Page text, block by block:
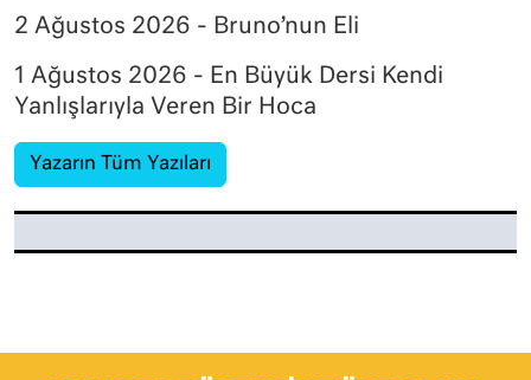
2 Ağustos 2026 - Bruno’nun Eli
1 Ağustos 2026 - En Büyük Dersi Kendi
Yanlışlarıyla Veren Bir Hoca
Yazarın Tüm Yazıları